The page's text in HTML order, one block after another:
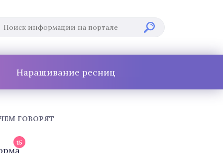
Наращивание ресниц
ГОВОРЯТ
15